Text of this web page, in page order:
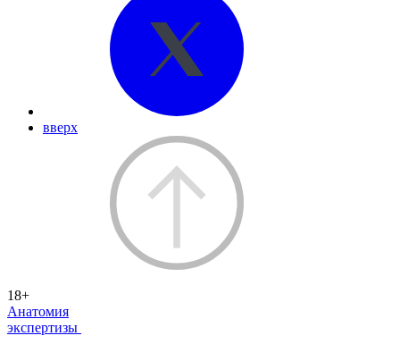
вверх
18+
Анатомия
экспертизы